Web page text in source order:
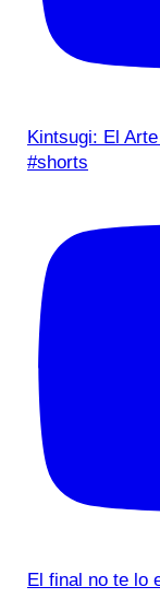
Kintsugi: El
#shorts
El final no te lo